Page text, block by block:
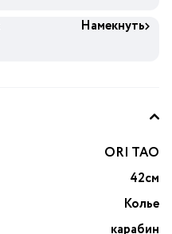
Намекнуть
ORI TAO
42см
Колье
карабин